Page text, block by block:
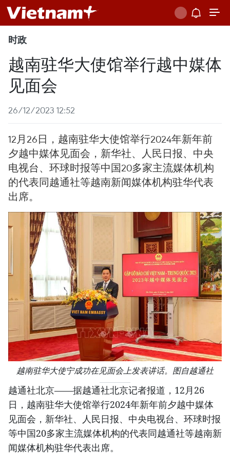
时政
越南驻华大使馆举行越中媒体
见面会
26/12/2023 12:52
12月26日，越南驻华大使馆举行2024年新年前
夕越中媒体见面会，新华社、人民日报、中央
电视台、环球时报等中国20多家主流媒体机构
的代表同越通社等越南新闻媒体机构驻华代表
出席。
越南驻华大使宁成功在见面会上发表讲话。图自越通社
越通社北京——据越通社北京记者报道，12月26
日，越南驻华大使馆举行2024年新年前夕越中媒体
见面会，新华社、人民日报、中央电视台、环球时报
等中国20多家主流媒体机构的代表同越通社等越南新
闻媒体机构驻华代表出席。